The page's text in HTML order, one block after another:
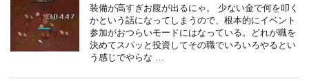
装備が高すぎお腹が出るにゃ。 少ない金で何を叩く
かという話になってしまうので、根本的にイベント
参加がおつらいモードにはなっている。どれが職を
決めてスパッと投資してその職でいろいろやるとい
う感じでやらな …